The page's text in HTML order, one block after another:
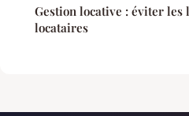
Gestion locative : éviter les
locataires